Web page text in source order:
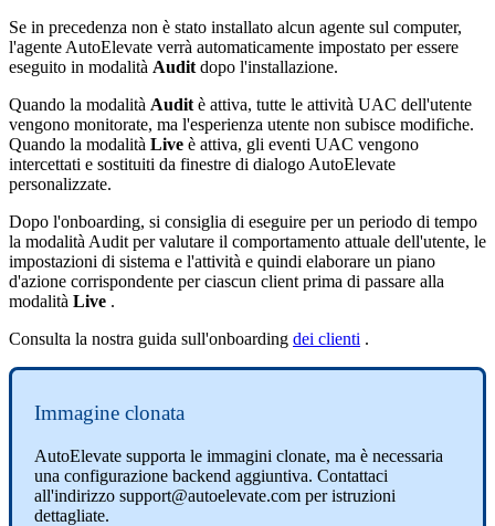
Se in precedenza non è stato installato alcun agente sul computer,
l'agente AutoElevate verrà automaticamente impostato per essere
eseguito in modalità Audit dopo l'installazione.
Quando la modalità Audit è attiva, tutte le attività UAC dell'utente
vengono monitorate, ma l'esperienza utente non subisce modifiche.
Quando la modalità Live è attiva, gli eventi UAC vengono
intercettati e sostituiti da finestre di dialogo AutoElevate
personalizzate.
Dopo l'onboarding, si consiglia di eseguire per un periodo di tempo
la modalità Audit per valutare il comportamento attuale dell'utente, le
impostazioni di sistema e l'attività e quindi elaborare un piano
d'azione corrispondente per ciascun client prima di passare alla
modalità Live .
Consulta la nostra guida sull'onboarding dei clienti .
Immagine clonata
AutoElevate supporta le immagini clonate, ma è necessaria
una configurazione backend aggiuntiva. Contattaci
all'indirizzo support@autoelevate.com per istruzioni
dettagliate.